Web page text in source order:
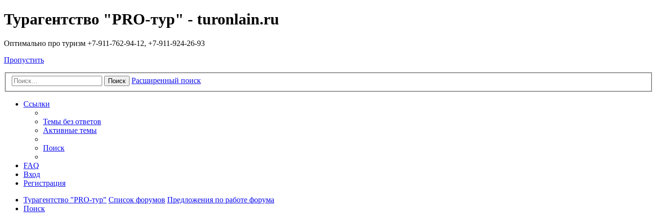
Турагентство "PRO-тур" - turonlain.ru
Оптимально про туризм +7-911-762-94-12, +7-911-924-26-93
Пропустить
Поиск Расширенный поиск
Ссылки
Темы без ответов
Активные темы
Поиск
FAQ
Вход
Регистрация
Турагентство "PRO-тур" Список форумов Предложения по работе форума
Поиск